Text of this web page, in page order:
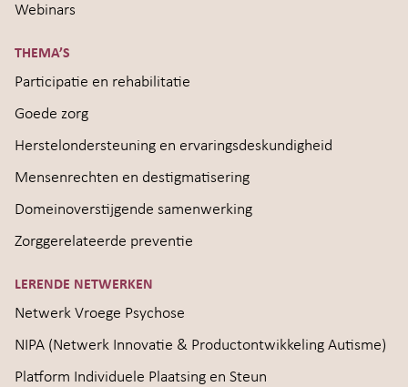
Webinars
THEMA’S
Participatie en rehabilitatie
Goede zorg
Herstelondersteuning en ervaringsdeskundigheid
Mensenrechten en destigmatisering
Domeinoverstijgende samenwerking
Zorggerelateerde preventie
LERENDE NETWERKEN
Netwerk Vroege Psychose
NIPA (Netwerk Innovatie & Productontwikkeling Autisme)
Platform Individuele Plaatsing en Steun